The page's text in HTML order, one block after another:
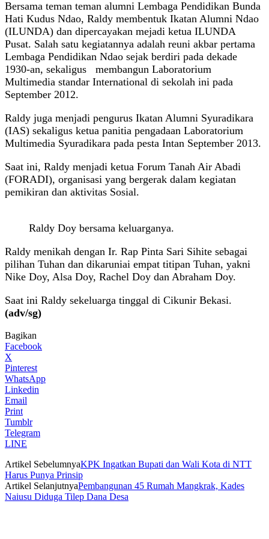
Bersama teman teman alumni Lembaga Pendidikan Bunda
Hati Kudus Ndao, Raldy membentuk Ikatan Alumni Ndao
(ILUNDA) dan dipercayakan mejadi ketua ILUNDA
Pusat. Salah satu kegiatannya adalah reuni akbar pertama
Lembaga Pendidikan Ndao sejak berdiri pada dekade
1930-an, sekaligus membangun Laboratorium
Multimedia standar International di sekolah ini pada
September 2012.
Raldy juga menjadi pengurus Ikatan Alumni Syuradikara
(IAS) sekaligus ketua panitia pengadaan Laboratorium
Multimedia Syuradikara pada pesta Intan September 2013.
Saat ini, Raldy menjadi ketua Forum Tanah Air Abadi
(FORADI), organisasi yang bergerak dalam kegiatan
pemikiran dan aktivitas Sosial.
Raldy Doy bersama keluarganya.
Raldy menikah dengan Ir. Rap Pinta Sari Sihite sebagai
pilihan Tuhan dan dikaruniai empat titipan Tuhan, yakni
Nike Doy, Alsa Doy, Rachel Doy dan Abraham Doy.
Saat ini Raldy sekeluarga tinggal di Cikunir Bekasi.
(adv/sg)
Bagikan
Facebook
X
Pinterest
WhatsApp
Linkedin
Email
Print
Tumblr
Telegram
LINE
Artikel SebelumnyaKPK Ingatkan Bupati dan Wali Kota di NTT
Harus Punya Prinsip
Artikel SelanjutnyaPembangunan 45 Rumah Mangkrak, Kades
Naiusu Diduga Tilep Dana Desa